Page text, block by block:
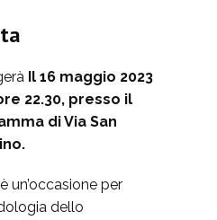
Il 16 maggio 2023
22.30, presso il
di Via San
un’occasione per
dello